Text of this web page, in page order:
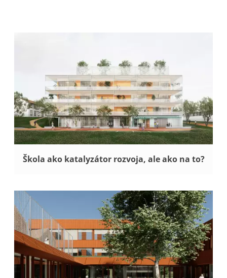
Škola ako katalyzátor rozvoja, ale ako na to?